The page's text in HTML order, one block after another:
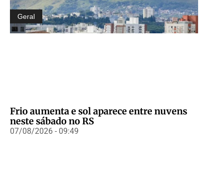
Geral
Frio aumenta e sol aparece entre nuvens
neste sábado no RS
07/08/2026 - 09:49